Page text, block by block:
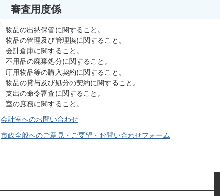
審査用度係
物品の出納保管に関すること。
物品の管理及び管理換に関すること。
会計倉庫に関すること。
不用品の廃棄処分に関すること。
庁用物品等の購入契約に関すること。
物品の貸与及び処分の契約に関すること。
支出の命令審査に関すること。
室の庶務に関すること。
会計室へのお問い合わせ
市政全般へのご意見・ご要望・お問い合わせフォーム